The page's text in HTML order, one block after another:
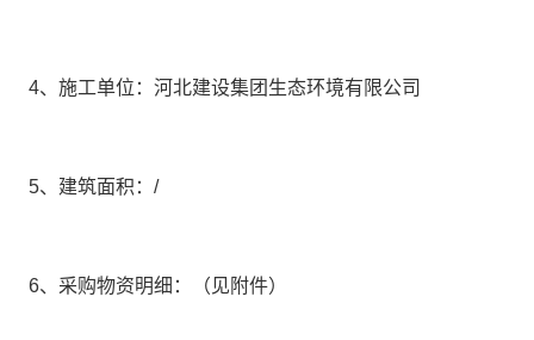
4、施工单位： 河北建设集团生态环境有限公司
5、建筑面积： /
6、采购物资明细： （见附件）